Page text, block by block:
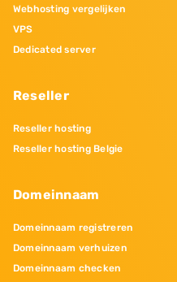
Webhosting vergelijken
VPS
Dedicated server
Reseller
Reseller hosting
Reseller hosting Belgie
Domeinnaam
Domeinnaam registreren
Domeinnaam verhuizen
Domeinnaam checken